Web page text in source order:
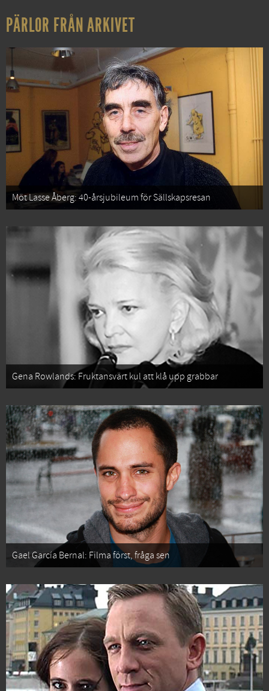
PÄRLOR FRÅN ARKIVET
Möt Lasse Åberg: 40-årsjubileum för Sällskapsresan
Gena Rowlands: Fruktansvärt kul att klå upp grabbar
Gael García Bernal: Filma först, fråga sen